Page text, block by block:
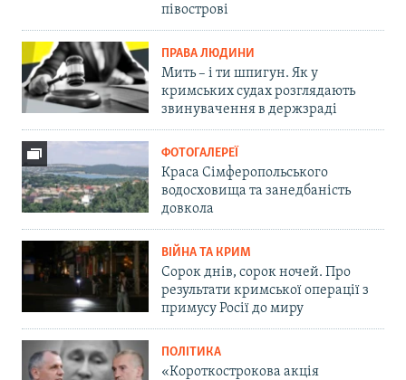
півострові
ПРАВА ЛЮДИНИ
Мить – і ти шпигун. Як у
кримських судах розглядають
звинувачення в держзраді
ФОТОГАЛЕРЕЇ
Краса Сімферопольського
водосховища та занедбаність
довкола
ВІЙНА ТА КРИМ
Сорок днів, сорок ночей. Про
результати кримської операції з
примусу Росії до миру
ПОЛІТИКА
«Короткострокова акція